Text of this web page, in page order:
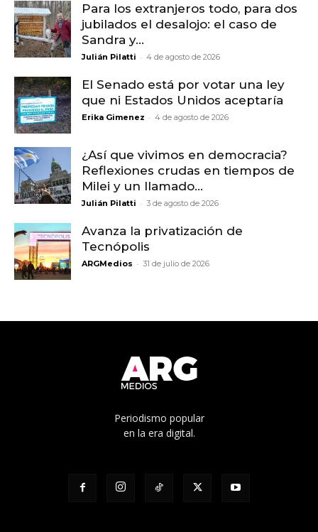
Para los extranjeros todo, para dos
jubilados el desalojo: el caso de
Sandra y...
Julián Pilatti - 4 de agosto de 2026
El Senado está por votar una ley
que ni Estados Unidos aceptaría
Erika Gimenez - 4 de agosto de 2026
¿Así que vivimos en democracia?
Reflexiones crudas en tiempos de
Milei y un llamado...
Julián Pilatti - 3 de agosto de 2026
Avanza la privatización de
Tecnópolis
ARGMedios - 31 de julio de 2026
Periodismo popular
en la era digital.